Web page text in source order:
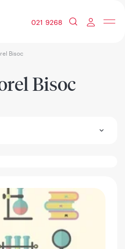
021 9268
Bisoc
Bisoc